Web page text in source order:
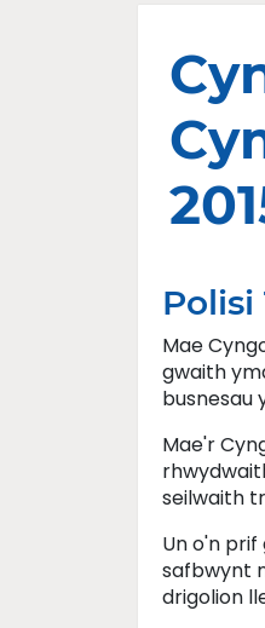
Mae
gwaith
busnesau
Mae'r
seilwaith
Un o'n
safbwynt
drigolion